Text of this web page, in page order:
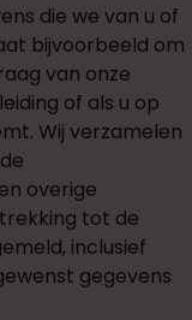
die we van u of
bijvoorbeeld om
van onze
of als u op
Wij verzamelen
overige
tot de
inclusief
gegevens